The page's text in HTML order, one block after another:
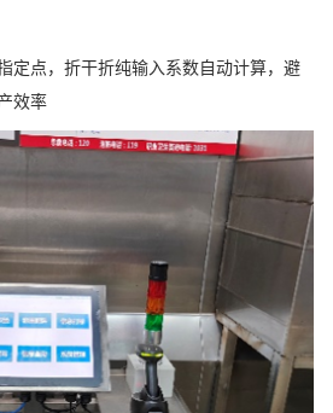
定点，折干折纯输入系数自动计算，避
效率